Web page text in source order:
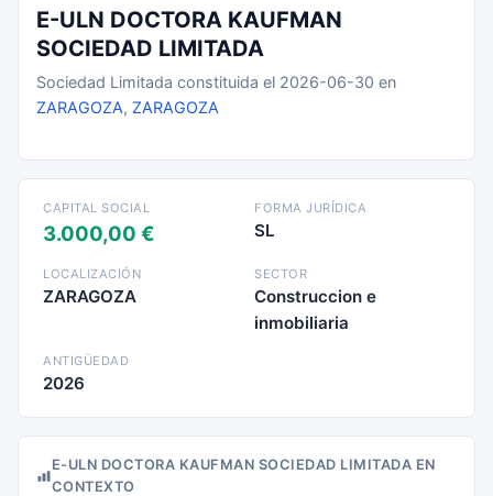
E-ULN DOCTORA KAUFMAN
SOCIEDAD LIMITADA
Sociedad Limitada constituida el 2026-06-30 en
ZARAGOZA, ZARAGOZA
CAPITAL SOCIAL
3.000,00 €
FORMA JURÍDICA
SL
LOCALIZACIÓN
ZARAGOZA
SECTOR
Construccion e
inmobiliaria
ANTIGÜEDAD
2026
E-ULN DOCTORA KAUFMAN SOCIEDAD LIMITADA EN
CONTEXTO